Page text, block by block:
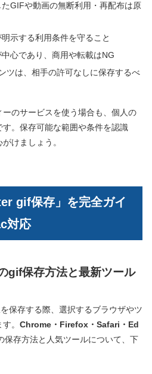
GIFや動画の無断利用・再配布は原
示する利用条件を守ること
心であり、商用や転載はNG
ツは、相手の許可なしに保存するべ
のサービスを使う場合も、個人の
。保存可能な範囲や条件を認識
けましょう。
gif保存」を完全ガイ
対応
gif保存方法と最新ツール
保存する際、選択するブラウザやツ
。 Chrome・Firefox・Safari・Ed
保存方法と人気ツールについて、下